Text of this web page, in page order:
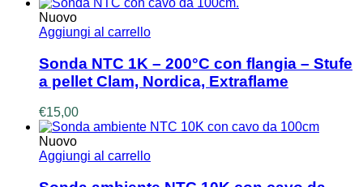
Nuovo
Aggiungi al carrello
Sonda NTC 1K – 200°C con flangia – Stufe
a pellet Clam, Nordica, Extraflame
€15,00
Nuovo
Aggiungi al carrello